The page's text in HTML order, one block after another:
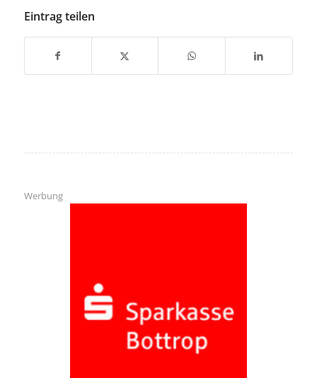
Eintrag teilen
Werbung